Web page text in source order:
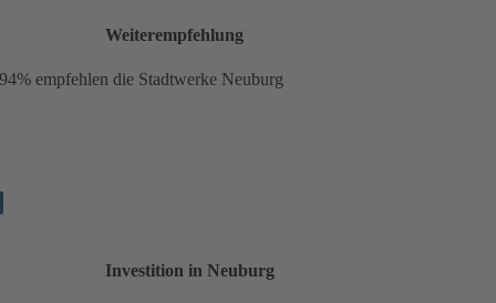
Weiterempfehlung
94% empfehlen die Stadtwerke Neuburg
Investition in Neuburg